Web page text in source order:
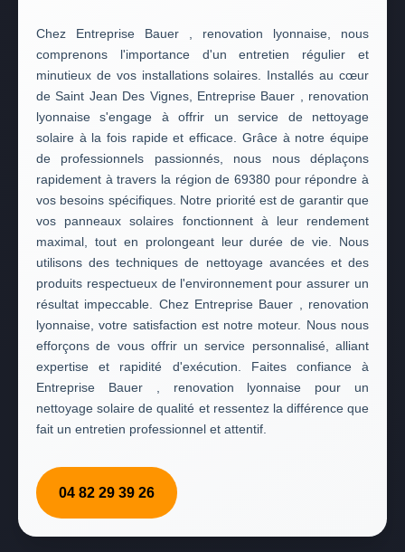
Chez Entreprise Bauer , renovation lyonnaise, nous
comprenons l'importance d'un entretien régulier et
minutieux de vos installations solaires. Installés au cœur
de Saint Jean Des Vignes, Entreprise Bauer , renovation
lyonnaise s'engage à offrir un service de nettoyage
solaire à la fois rapide et efficace. Grâce à notre équipe
de professionnels passionnés, nous nous déplaçons
rapidement à travers la région de 69380 pour répondre à
vos besoins spécifiques. Notre priorité est de garantir que
vos panneaux solaires fonctionnent à leur rendement
maximal, tout en prolongeant leur durée de vie. Nous
utilisons des techniques de nettoyage avancées et des
produits respectueux de l'environnement pour assurer un
résultat impeccable. Chez Entreprise Bauer , renovation
lyonnaise, votre satisfaction est notre moteur. Nous nous
efforçons de vous offrir un service personnalisé, alliant
expertise et rapidité d'exécution. Faites confiance à
Entreprise Bauer , renovation lyonnaise pour un
nettoyage solaire de qualité et ressentez la différence que
fait un entretien professionnel et attentif.
04 82 29 39 26